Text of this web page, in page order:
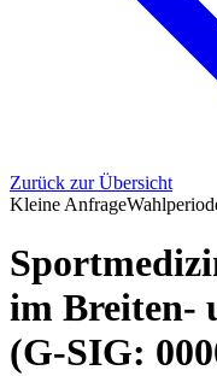
Zurück zur Übersicht
Kleine Anfrage
im Breiten-
(G-SIG: